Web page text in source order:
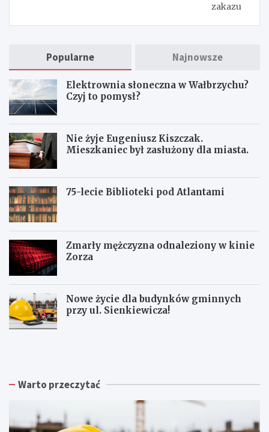
zakazu
Popularne Najnowsze
Elektrownia słoneczna w Wałbrzychu?
Czyj to pomysł?
Nie żyje Eugeniusz Kiszczak.
Mieszkaniec był zasłużony dla miasta.
75-lecie Biblioteki pod Atlantami
Zmarły mężczyzna odnaleziony w kinie
Zorza
Nowe życie dla budynków gminnych
przy ul. Sienkiewicza!
Z
k
W
z
W
z Warto przeczytać